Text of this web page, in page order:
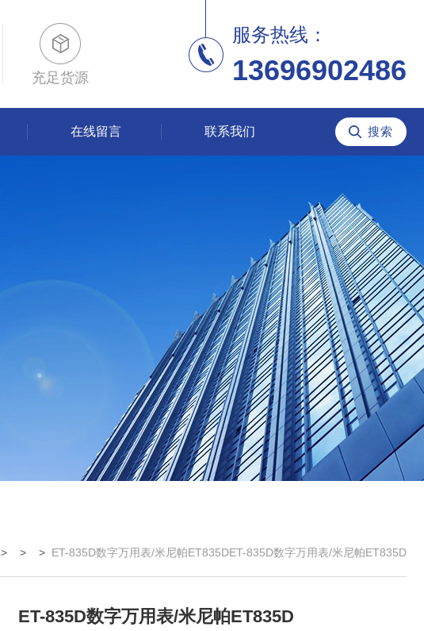
充足货源
服务热线：
13696902486
在线留言 联系我们
> > > ET-835D数字万用表/米尼帕ET835DET-835D数字万用表/米尼帕ET835D
ET-835D数字万用表/米尼帕ET835D